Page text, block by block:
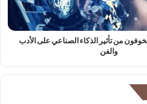
من تأثير الذكاء الصناعي على الأدب
والفن